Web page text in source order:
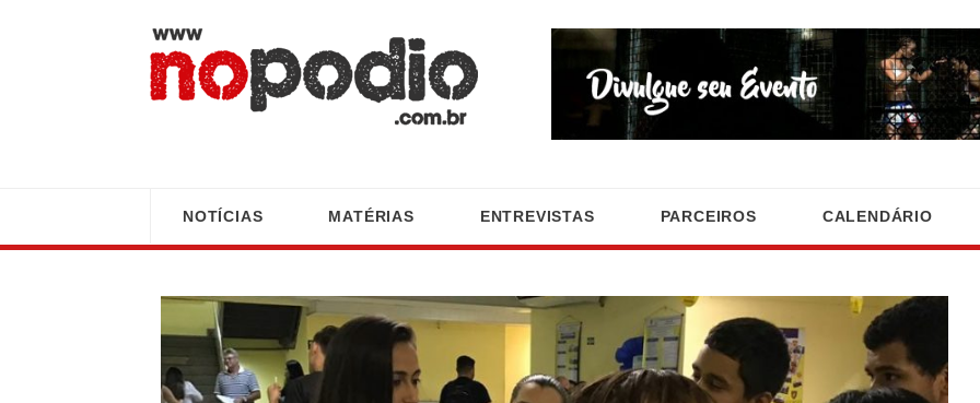
NOTÍCIAS MATÉRIAS ENTREVISTAS PARCEIROS CALENDÁRIO